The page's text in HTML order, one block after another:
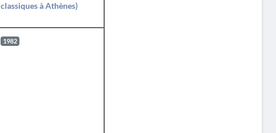
classiques à Athènes)
1982